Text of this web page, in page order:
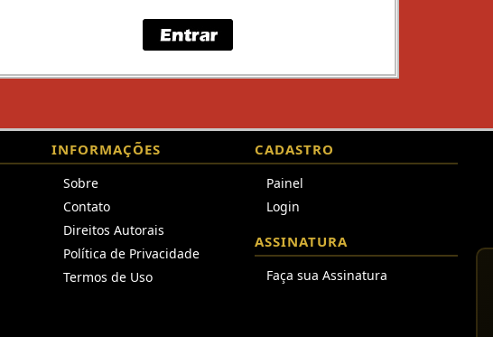
INFORMAÇÕES
Sobre
Contato
Direitos Autorais
Política de Privacidade
Termos de Uso
CADASTRO
Painel
Login
ASSINATURA
Faça sua Assinatura